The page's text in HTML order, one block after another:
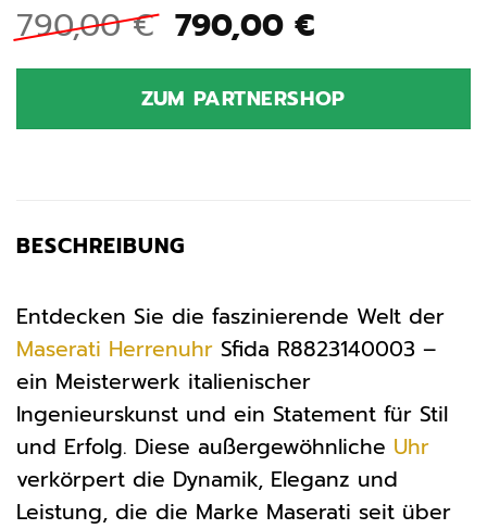
790,00€ Ursprünglicher
Preis
war:
790,00 €
790,00 €Aktueller
ist:
790,00 €.
ZUM PARTNERSHOP
BESCHREIBUNG
Entdecken Sie die faszinierende Welt der
Maserati Herrenuhr Sfida R8823140003 –
ein Meisterwerk italienischer
Ingenieurskunst und ein Statement für Stil
und Erfolg. Diese außergewöhnliche Uhr
verkörpert die Dynamik, Eleganz und
Leistung, die die Marke Maserati seit über